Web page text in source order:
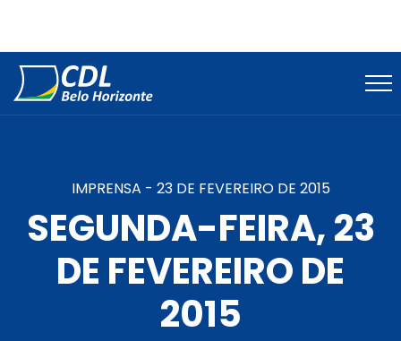
IMPRENSA - 23 DE FEVEREIRO DE 2015
SEGUNDA-FEIRA, 23
DE FEVEREIRO DE
2015